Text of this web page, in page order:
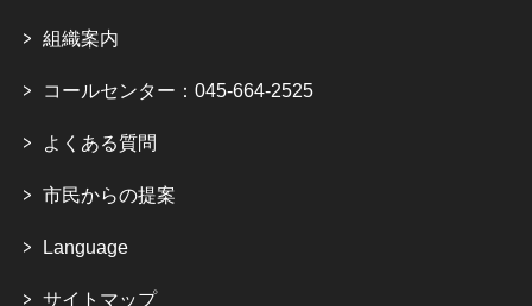
組織案内
コールセンター：045-664-2525
よくある質問
市民からの提案
Language
サイトマップ